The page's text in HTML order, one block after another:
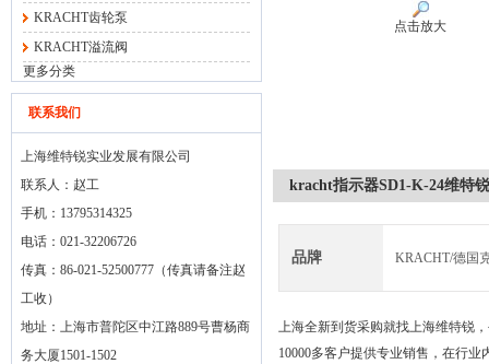
KRACHT齿轮泵
KRACHT溢流阀
更多分类
联系我们
上海维特锐实业发展有限公司
联系人：赵工
手机：13795314325
电话：021-32206726
传真：86-021-52500777（传真请备注赵
工收）
地址：上海市普陀区中江路889号曹杨商
务大厦1501-1502
点击放大
kracht指示器SD1-K-24维特
品牌 KRACHT/德国
上海全新到货采购就找上海维特锐
10000多客户提供专业销售，在行